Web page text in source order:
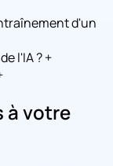
d'un
l'IA ?+
à votre